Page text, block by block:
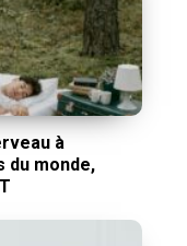
à
du monde,